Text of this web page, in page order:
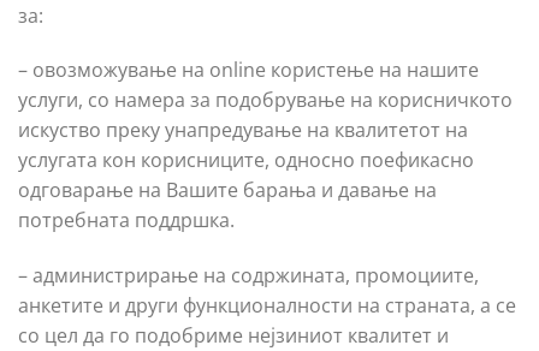
за:
– овозможување на online користење на нашите
услуги, со намера за подобрување на корисничкото
искуство преку унапредување на квалитетот на
услугата кон корисниците, односно поефикасно
одговарање на Вашите барања и давање на
потребната поддршка.
– администрирање на содржината, промоциите,
анкетите и други функционалности на страната, а се
со цел да го подобриме нејзиниот квалитет и